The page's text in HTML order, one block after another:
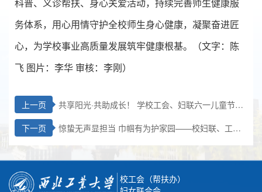
科普、义诊帮扶、身心关爱活动，持续完善师生健康服
务体系，用心用情守护全校师生身心健康，凝聚奋进匠
心，为学校事业高质量发展筑牢健康根基。（文字：陈
飞 图片：李华 审核：李刚）
上一页
共享阳光·共助成长！ 学校工会、妇联六一儿童节系
列活动圆满举办
下一页
惊蛰无声显担当 巾帼有为护家园——校妇联、工会
校工会（帮扶办）